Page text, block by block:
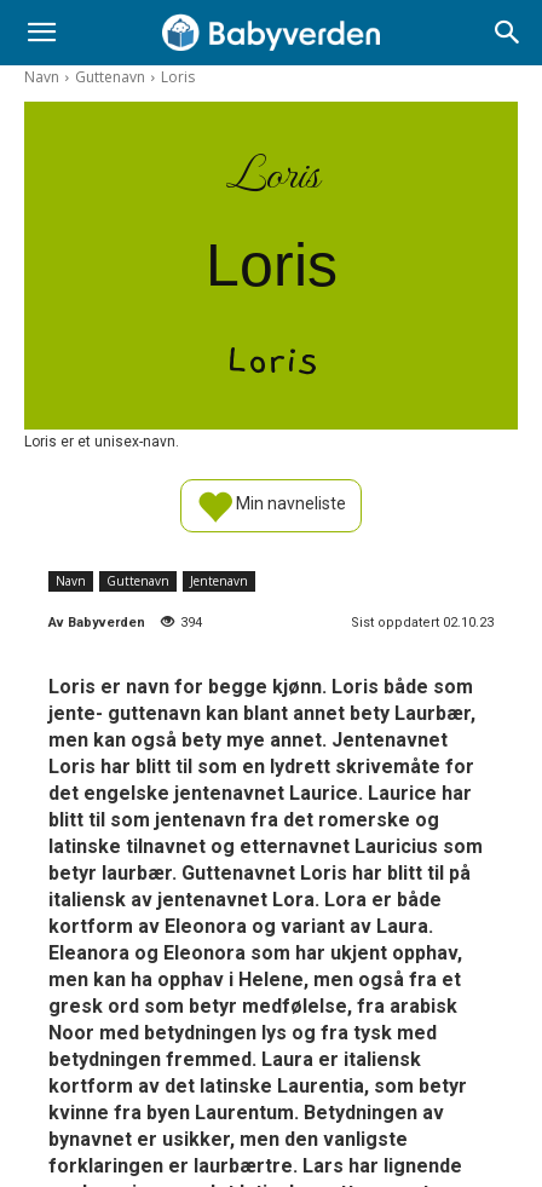
Navn Guttenavn Loris
Loris
Loris
Loris
Loris er et unisex-navn.
Min navneliste
Navn Guttenavn Jentenavn
Av Babyverden 394 Sist oppdatert 02.10.23
Loris er navn for begge kjønn. Loris både som
jente- guttenavn kan blant annet bety Laurbær,
men kan også bety mye annet. Jentenavnet
Loris har blitt til som en lydrett skrivemåte for
det engelske jentenavnet Laurice. Laurice har
blitt til som jentenavn fra det romerske og
latinske tilnavnet og etternavnet Lauricius som
betyr laurbær. Guttenavnet Loris har blitt til på
italiensk av jentenavnet Lora. Lora er både
kortform av Eleonora og variant av Laura.
Eleanora og Eleonora som har ukjent opphav,
men kan ha opphav i Helene, men også fra et
gresk ord som betyr medfølelse, fra arabisk
Noor med betydningen lys og fra tysk med
betydningen fremmed. Laura er italiensk
kortform av det latinske Laurentia, som betyr
kvinne fra byen Laurentum. Betydningen av
bynavnet er usikker, men den vanligste
forklaringen er laurbærtre. Lars har lignende